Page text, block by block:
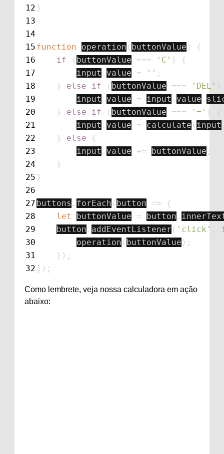
12 }
13
14
15 function operation ( buttonValue )
{
16
if ( buttonValue === ' C ' )
{
17
input . value = '' ;
18
} else if ( buttonValue === ' DEL '
19
input . value = input . value .
20
} else if ( buttonValue === ' = ' )
21
input . value = calculate ( input
22
} else
{
23
input . value += buttonValue ;
24
}
25 }
26
27 buttons . forEach ( button =>
{
28
let buttonValue = button .
29
button . addEventListener ( ' click '
30
operation ( buttonValue );
31
});
32 });
Como lembrete, veja nossa calculadora em ação
abaixo: